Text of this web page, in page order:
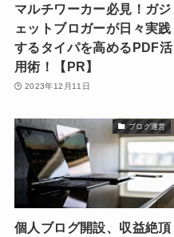
マルチワーカー必見！ガジ
ェットブロガーが日々実践
するタイパを高めるPDF活
用術！【PR】
2023年12月11日
ブログ運営
個人ブログ開設、収益絶頂